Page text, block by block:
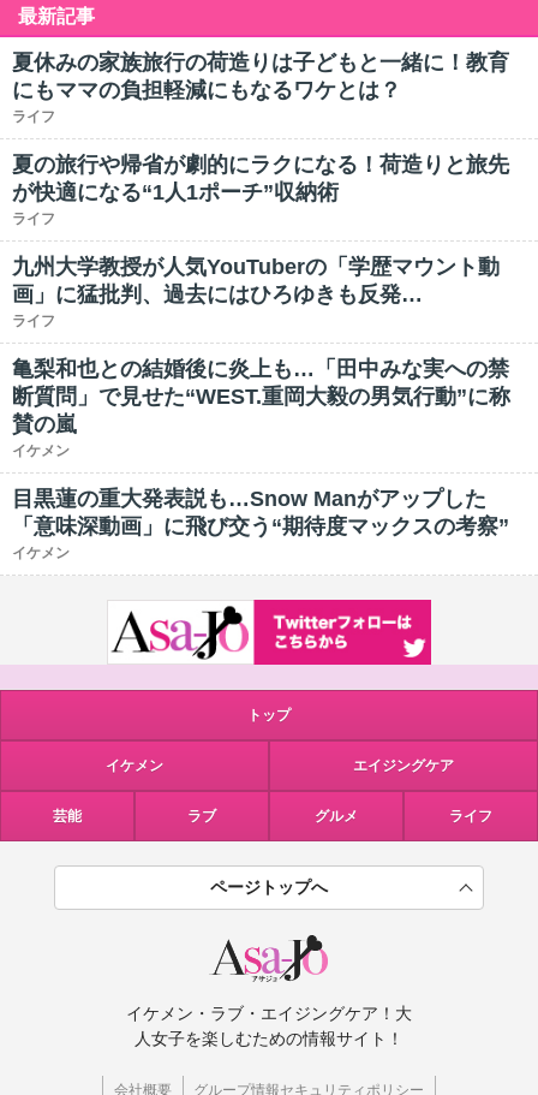
最新記事
夏休みの家族旅行の荷造りは子どもと一緒に！教育
にもママの負担軽減にもなるワケとは？
ライフ
夏の旅行や帰省が劇的にラクになる！荷造りと旅先
が快適になる“1人1ポーチ”収納術
ライフ
九州大学教授が人気YouTuberの「学歴マウント動
画」に猛批判、過去にはひろゆきも反発…
ライフ
亀梨和也との結婚後に炎上も…「田中みな実への禁
断質問」で見せた“WEST.重岡大毅の男気行動”に称
賛の嵐
イケメン
目黒蓮の重大発表説も…Snow Manがアップした
「意味深動画」に飛び交う“期待度マックスの考察”
イケメン
トップ
イケメン エイジングケア
芸能 ラブ グルメ ライフ
ページトップへ
イケメン・ラブ・エイジングケア！大
人女子を楽しむための情報サイト！
会社概要 グループ情報セキュリティポリシー